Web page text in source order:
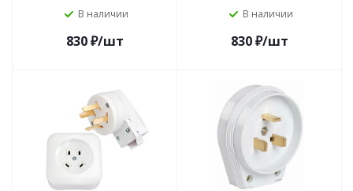
В наличии
830₽/шт
В наличии
830₽/шт